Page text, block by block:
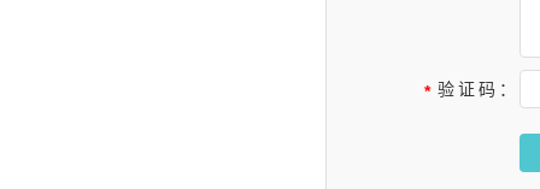
* 验证码：